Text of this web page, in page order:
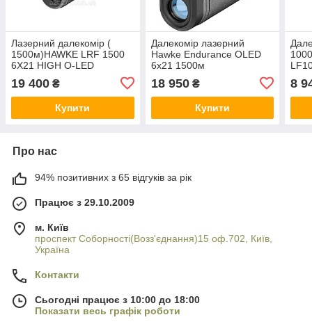
Лазерний далекомір (
1500м)HAWKE LRF 1500
6X21 HIGH O-LED
19 400 ₴
Купити
Далекомір лазерний
Hawke Endurance OLED
6x21 1500м
18 950₴
Купити
8
Про нас
94% позитивних з 65 відгуків за рік
Працює з 29.10.2009
м. Київ
проспект Соборності(Возз'єднання)15 оф.702, Київ,
Україна
Контакти
Сьогодні працює з 10:00 до 18:00
Показати весь графік роботи